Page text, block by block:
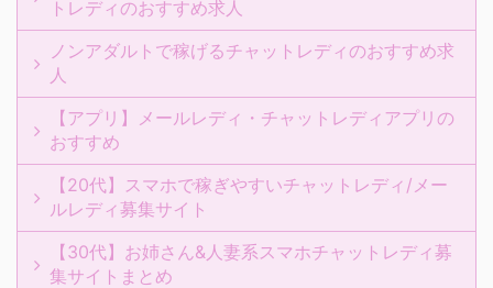
トレディのおすすめ求人
ノンアダルトで稼げるチャットレディのおすすめ求
人
【アプリ】メールレディ・チャットレディアプリの
おすすめ
【20代】スマホで稼ぎやすいチャットレディ/メー
ルレディ募集サイト
【30代】お姉さん&人妻系スマホチャットレディ募
集サイトまとめ